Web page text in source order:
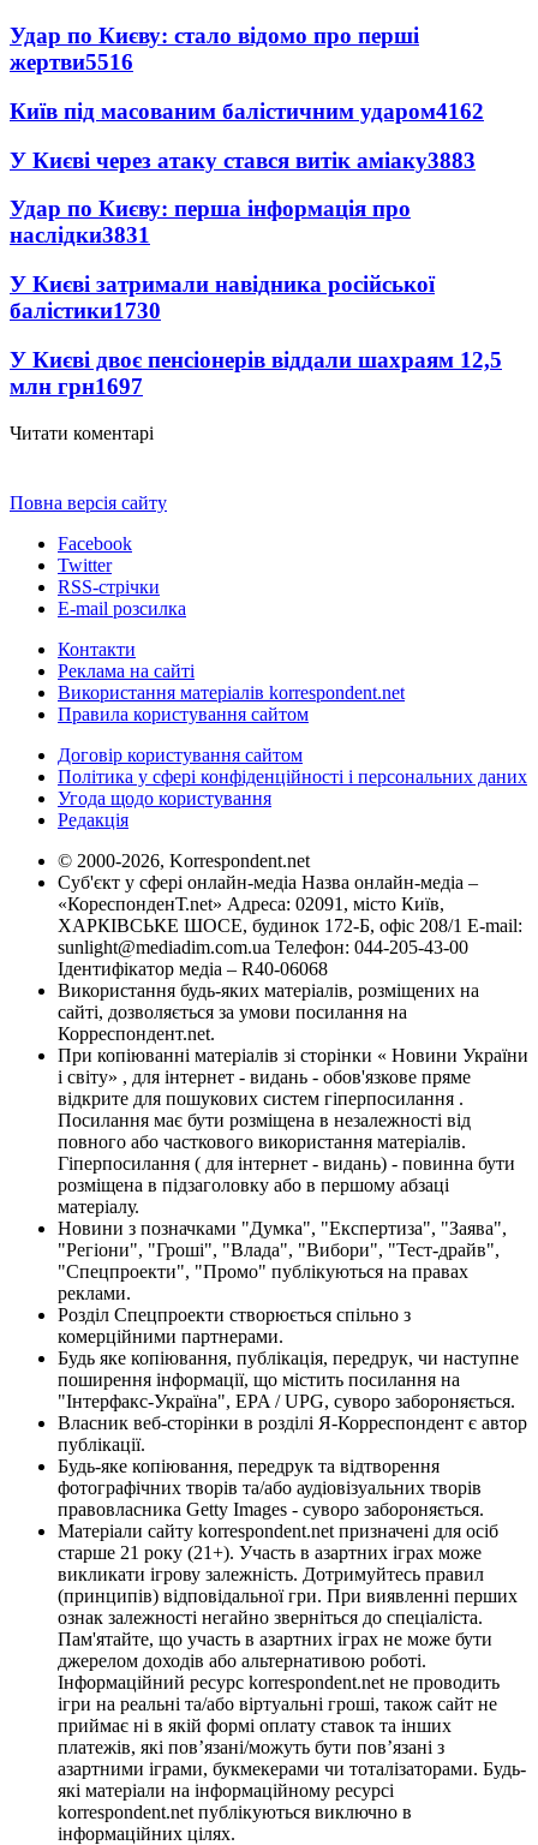
Удар по Києву: стало відомо про перші
жертви5516
Київ під масованим балістичним ударом4162
У Києві через атаку стався витік аміаку3883
Удар по Києву: перша інформація про
наслідки3831
У Києві затримали навідника російської
балістики1730
У Києві двоє пенсіонерів віддали шахраям 12,5
млн грн1697
Читати коментарі
Повна версія сайту
Facebook
Twitter
RSS-стрічки
E-mail розсилка
Контакти
Реклама на сайті
Використання матеріалів korrespondent.net
Правила користування сайтом
Договір користування сайтом
Політика у сфері конфіденційності і персональних даних
Угода щодо користування
Редакція
© 2000-2026, Korrespondent.net
Суб'єкт у сфері онлайн-медіа Назва онлайн-медіа –
«КореспонденТ.net» Адреса: 02091, місто Київ,
ХАРКІВСЬКЕ ШОСЕ, будинок 172-Б, офіс 208/1 E-mail:
sunlight@mediadim.com.ua Телефон: 044-205-43-00
Ідентифікатор медіа – R40-06068
Використання будь-яких матеріалів, розміщених на
сайті, дозволяється за умови посилання на
Корреспондент.net.
При копіюванні матеріалів зі сторінки « Новини України
і світу» , для інтернет - видань - обов'язкове пряме
відкрите для пошукових систем гіперпосилання .
Посилання має бути розміщена в незалежності від
повного або часткового використання матеріалів.
Гіперпосилання ( для інтернет - видань) - повинна бути
розміщена в підзаголовку або в першому абзаці
матеріалу.
Новини з позначками "Думка", "Експертиза", "Заява",
"Регіони", "Гроші", "Влада", "Вибори", "Тест-драйв",
"Спецпроекти", "Промо" публікуються на правах
реклами.
Розділ Спецпроекти створюється спільно з
комерційними партнерами.
Будь яке копіювання, публікація, передрук, чи наступне
поширення інформації, що містить посилання на
"Інтерфакс-Україна", EPA / UPG, суворо забороняється.
Власник веб-сторінки в розділі Я-Корреспондент є автор
публікації.
Будь-яке копіювання, передрук та відтворення
фотографічних творів та/або аудіовізуальних творів
правовласника Getty Images - суворо забороняється.
Матеріали сайту korrespondent.net призначені для осіб
старше 21 року (21+). Участь в азартних іграх може
викликати ігрову залежність. Дотримуйтесь правил
(принципів) відповідальної гри. При виявленні перших
ознак залежності негайно зверніться до спеціаліста.
Пам'ятайте, що участь в азартних іграх не може бути
джерелом доходів або альтернативою роботі.
Інформаційний ресурс korrespondent.net не проводить
ігри на реальні та/або віртуальні гроші, також сайт не
приймає ні в якій формі оплату ставок та інших
платежів, які пов’язані/можуть бути пов’язані з
азартними іграми, букмекерами чи тоталізаторами. Будь-
які матеріали на інформаційному ресурсі
korrespondent.net публікуються виключно в
інформаційних цілях.